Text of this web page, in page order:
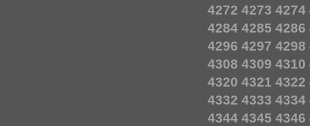
4272 4273 4274
4284 4285 4286
4296 4297 4298
4308 4309 4310
4320 4321 4322
4332 4333 4334
4344 4345 4346